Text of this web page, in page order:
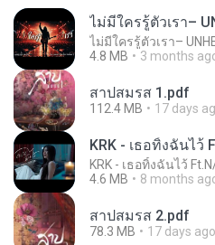
4.8 MB
3 months
สาปสมรส 1.pdf
112.4 MB 17 days
KRK - เธอทิ้งฉันไว้
KRK - เธอทิ้งฉันไว้
4.6 MB
8 months
สาปสมรส 2.pdf
78.3 MB 17 days ago